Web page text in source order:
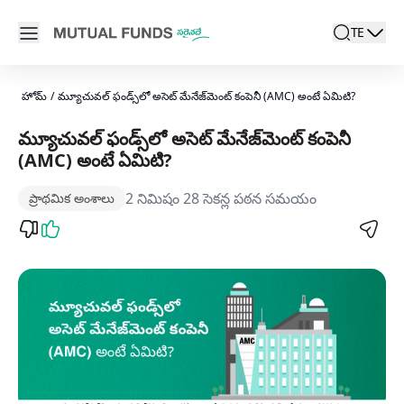
Open main menu
search
Locale
TE
active
హోమ్ / మ్యూచువల్ ఫండ్స్‌లో అసెట్ మేనేజ్‌మెంట్ కంపెనీ (AMC) అంటే ఏమిటి?
మ్యూచువల్ ఫండ్స్‌లో అసెట్ మేనేజ్‌మెంట్ కంపెనీ
(AMC) అంటే ఏమిటి?
ప్రాథమిక అంశాలు 2 నిమిషం 28 సెకన్ల పఠన సమయం